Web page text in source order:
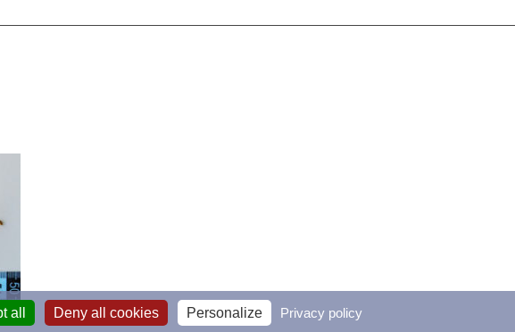
all Deny all cookies Personalize Privacy policy